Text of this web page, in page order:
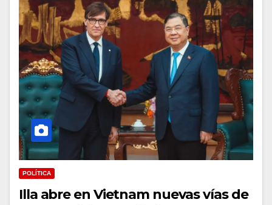
POLÍTICA
Illa abre en Vietnam nuevas vías de